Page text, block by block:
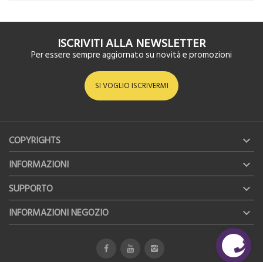
ISCRIVITI ALLA NEWSLETTER
Per essere sempre aggiornato su novità e promozioni
SI VOGLIO ISCRIVERMI
COPYRIGHTS 
INFORMAZIONI 
SUPPORTO 
INFORMAZIONI NEGOZIO 